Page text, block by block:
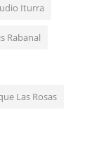
Iturra
Rabanal
Las Rosas